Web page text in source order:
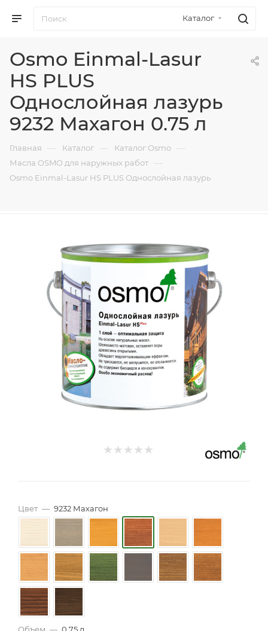
Каталог
Osmo Einmal-Lasur
HS PLUS
Однослойная лазурь
9232 Махагон 0.75 л
Главная — Каталог — Каталог Osmo —
Масла OSMO для наружных работ —
Osmo Einmal-Lasur HS PLUS Однослойная лазурь
Цвет — 9232 Махагон
Объем — 0.75 л